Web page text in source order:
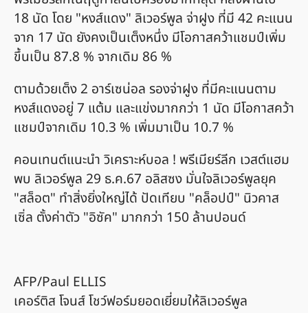
18 นัด โดย "หงส์แดง" ลิเวอร์พูล จ่าฝูง ที่มี 42 คะแนน
จาก 17 นัด ยังคงเป็นเต็งหนึ่ง มีโอกาสคว้าแชมป์เพิ่ม
ขึ้นเป็น 87.8 % จากเดิม 86 %
ตามด้วยเต็ง 2 อาร์เซน่อล รองจ่าฝูง ที่มีคะแนนตาม
หงส์แดงอยู่ 7 แต้ม และแข่งมากกว่า 1 นัด มีโอกาสคว้า
แชมป์จากเดิม 10.3 % เพิ่มมาเป็น 10.7 %
คอนเทนต์แนะนำ วิเคราะห์บอล ! พรีเมียร์ลีก เวสต์แฮม
พบ ลิเวอร์พูล 29 ธ.ค.67 อลิสซง มั่นใจลิเวอร์พูลยุค
"สล็อต" ทำสิ่งยิ่งใหญ่ได้ ปัดเทียบ "คล็อปป์" นิวคาส
เซิ่ล ตั้งค่าตัว "อิซัค" มากกว่า 150 ล้านปอนด์
AFP/Paul ELLIS
เคอร์ติส โจนส์ โชว์ฟอร์มยอดเยี่ยมให้ลิเวอร์พูล